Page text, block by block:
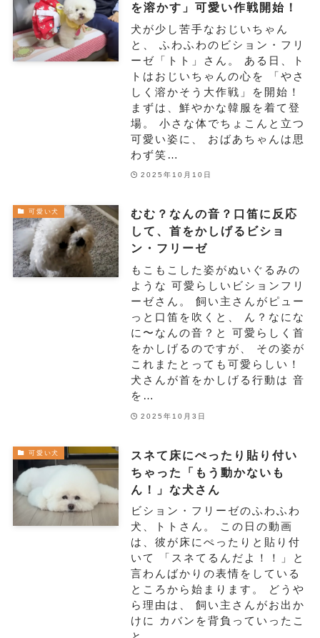
を溶かす」可愛い作戦開始！
犬が少し苦手なおじいちゃん
と、 ふわふわのビション・フリ
ーゼ「トト」さん。 ある日、ト
トはおじいちゃんの心を 「やさ
しく溶かそう大作戦」を開始！
まずは、鮮やかな韓服を着て登
場。 小さな体でちょこんと立つ
可愛い姿に、 おばあちゃんは思
わず笑…
2025年10月10日
可愛い犬
むむ？なんの音？口笛に反応
して、首をかしげるビショ
ン・フリーゼ
もこもこした姿がぬいぐるみの
ような 可愛らしいビションフリ
ーゼさん。 飼い主さんがピュー
っと口笛を吹くと、 ん？なにな
に〜なんの音？と 可愛らしく首
をかしげるのですが、 その姿が
これまたとっても可愛らしい！
犬さんが首をかしげる行動は 音
を…
2025年10月3日
可愛い犬
スネて床にぺったり貼り付い
ちゃった「もう動かないも
ん！」な犬さん
ビション・フリーゼのふわふわ
犬、トトさん。 この日の動画
は、彼が床にぺったりと貼り付
いて 「スネてるんだよ！！」と
言わんばかりの表情をしている
ところから始まります。 どうや
ら理由は、 飼い主さんがお出か
けに カバンを背負っていったこ